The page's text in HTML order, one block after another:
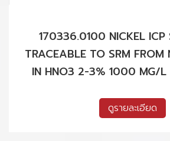
170336.0100 NICKEL ICP
TRACEABLE TO SRM FROM
IN HNO3 2-3% 1000 MG/L
ดูรายละเอียด